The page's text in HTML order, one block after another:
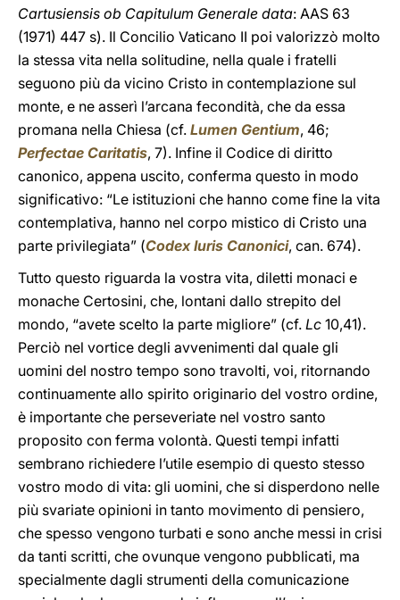
Cartusiensis ob Capitulum Generale data: AAS 63
(1971) 447 s). Il Concilio Vaticano II poi valorizzò molto
la stessa vita nella solitudine, nella quale i fratelli
seguono più da vicino Cristo in contemplazione sul
monte, e ne asserì l’arcana fecondità, che da essa
promana nella Chiesa (cf. Lumen Gentium, 46;
Perfectae Caritatis, 7). Infine il Codice di diritto
canonico, appena uscito, conferma questo in modo
significativo: “Le istituzioni che hanno come fine la vita
contemplativa, hanno nel corpo mistico di Cristo una
parte privilegiata” (Codex Iuris Canonici, can. 674).
Tutto questo riguarda la vostra vita, diletti monaci e
monache Certosini, che, lontani dallo strepito del
mondo, “avete scelto la parte migliore” (cf. Lc 10,41).
Perciò nel vortice degli avvenimenti dal quale gli
uomini del nostro tempo sono travolti, voi, ritornando
continuamente allo spirito originario del vostro ordine,
è importante che perseveriate nel vostro santo
proposito con ferma volontà. Questi tempi infatti
sembrano richiedere l’utile esempio di questo stesso
vostro modo di vita: gli uomini, che si disperdono nelle
più svariate opinioni in tanto movimento di pensiero,
che spesso vengono turbati e sono anche messi in crisi
da tanti scritti, che ovunque vengono pubblicati, ma
specialmente dagli strumenti della comunicazione